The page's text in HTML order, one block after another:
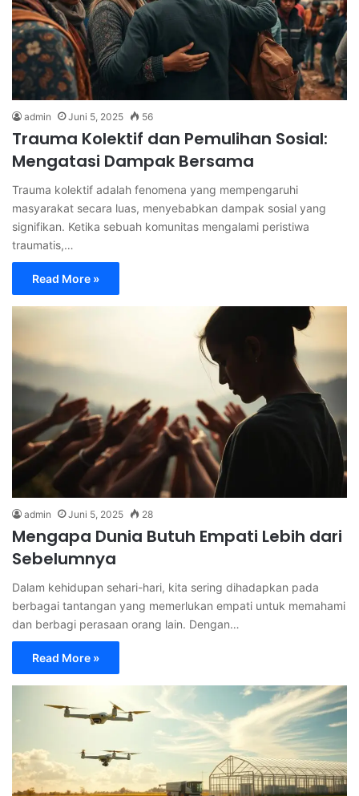
admin Juni 5, 2025 56
Trauma Kolektif dan Pemulihan Sosial:
Mengatasi Dampak Bersama
Trauma kolektif adalah fenomena yang mempengaruhi
masyarakat secara luas, menyebabkan dampak sosial yang
signifikan. Ketika sebuah komunitas mengalami peristiwa
traumatis,…
Read More »
admin Juni 5, 2025 28
Mengapa Dunia Butuh Empati Lebih dari
Sebelumnya
Dalam kehidupan sehari-hari, kita sering dihadapkan pada
berbagai tantangan yang memerlukan empati untuk memahami
dan berbagi perasaan orang lain. Dengan…
Read More »